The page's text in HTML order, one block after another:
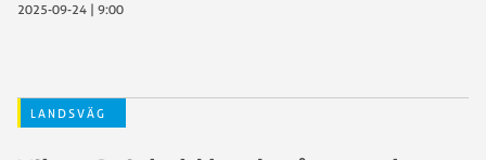
2025-09-24 | 9:00
LANDSVÄG